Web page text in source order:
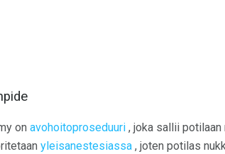
on avohoitoproseduuri , joka sallii potilaan
yleisanestesiassa , joten potilas